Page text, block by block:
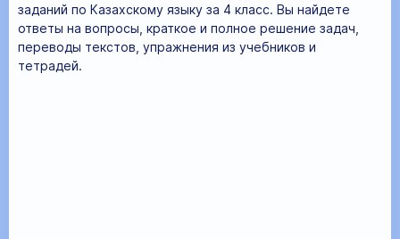
заданий по Казахскому языку за 4 класс. Вы найдете
ответы на вопросы, краткое и полное решение задач,
переводы текстов, упражнения из учебников и
тетрадей.